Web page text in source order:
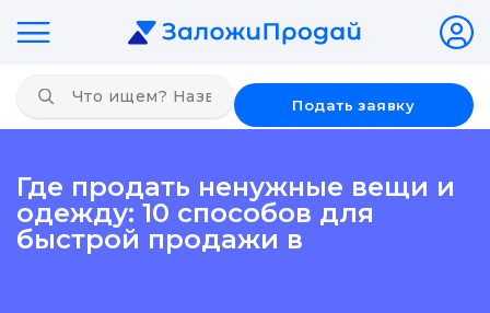
Подать заявку
Где продать ненужные вещи и
одежду: 10 способов для
быстрой продажи в